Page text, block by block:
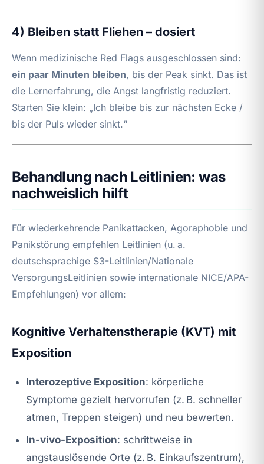
4) Bleiben statt Fliehen – dosiert
Wenn medizinische Red Flags ausgeschlossen sind:
ein paar Minuten bleiben, bis der Peak sinkt. Das ist
die Lernerfahrung, die Angst langfristig reduziert.
Starten Sie klein: „Ich bleibe bis zur nächsten Ecke /
bis der Puls wieder sinkt.“
Behandlung nach Leitlinien: was
nachweislich hilft
Für wiederkehrende Panikattacken, Agoraphobie und
Panikstörung empfehlen Leitlinien (u. a.
deutschsprachige S3-Leitlinien/Nationale
VersorgungsLeitlinien sowie internationale NICE/APA-
Empfehlungen) vor allem:
Kognitive Verhaltenstherapie (KVT) mit
Exposition
Interozeptive Exposition: körperliche
Symptome gezielt hervorrufen (z. B. schneller
atmen, Treppen steigen) und neu bewerten.
In-vivo-Exposition: schrittweise in
angstauslösende Orte (z. B. Einkaufszentrum),